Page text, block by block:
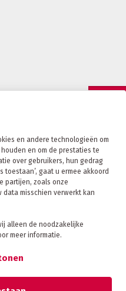
en andere technologieën om
en om de prestaties te
over gebruikers, hun gedrag
toestaan’, gaat u ermee akkoord
partijen, zoals onze
misschien verwerkt kan
alleen de noodzakelijke
meer informatie.
CONTACT
van de Fritom Group